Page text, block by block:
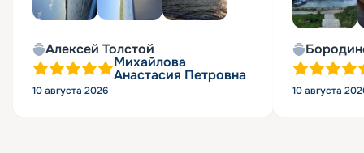
Алексей Толстой
Михайлова
Анастасия Петровна
10 августа 2026 10 августа